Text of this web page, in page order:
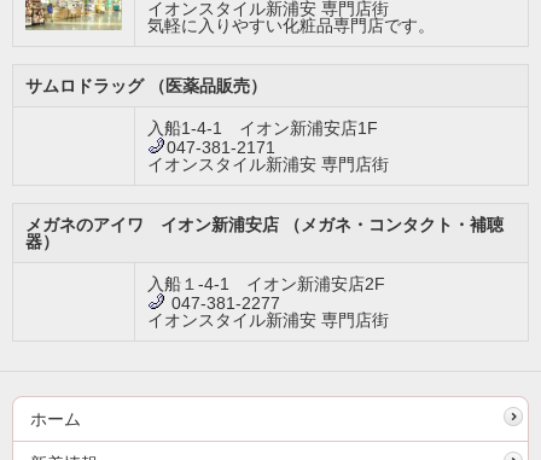
イオンスタイル新浦安 専門店街
気軽に入りやすい化粧品専門店です。
サムロドラッグ （医薬品販売）
入船1-4-1 イオン新浦安店1F
047-381-2171
イオンスタイル新浦安 専門店街
メガネのアイワ イオン新浦安店 （メガネ・コンタクト・補聴
器）
入船１-4-1 イオン新浦安店2F
047-381-2277
イオンスタイル新浦安 専門店街
ホーム